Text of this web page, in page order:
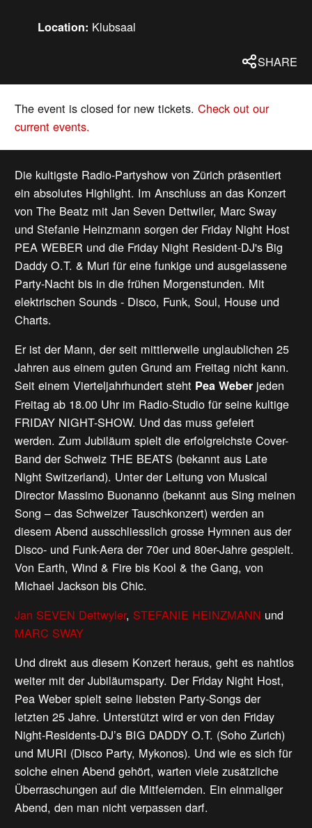
Location: Klubsaal
SHARE
The event is closed for new tickets.Check out our
current events.
Die kultigste Radio-Partyshow von Zürich präsentiert
ein absolutes Highlight. Im Anschluss an das Konzert
von The Beatz mit Jan Seven Dettwiler, Marc Sway
und Stefanie Heinzmann sorgen der Friday Night Host
PEA WEBER und die Friday Night Resident-DJ's Big
Daddy O.T. & Muri für eine funkige und ausgelassene
Party-Nacht bis in die frühen Morgenstunden. Mit
elektrischen Sounds - Disco, Funk, Soul, House und
Charts.
Er ist der Mann, der seit mittlerweile unglaublichen 25
Jahren aus einem guten Grund am Freitag nicht kann.
Seit einem Vierteljahrhundert steht Pea Weber jeden
Freitag ab 18.00 Uhr im Radio-Studio für seine kultige
FRIDAY NIGHT-SHOW. Und das muss gefeiert
werden. Zum Jubiläum spielt die erfolgreichste Cover-
Band der Schweiz THE BEATS (bekannt aus Late
Night Switzerland). Unter der Leitung von Musical
Director Massimo Buonanno (bekannt aus Sing meinen
Song – das Schweizer Tauschkonzert) werden an
diesem Abend ausschliesslich grosse Hymnen aus der
Disco- und Funk-Aera der 70er und 80er-Jahre gespielt.
Von Earth, Wind & Fire bis Kool & the Gang, von
Michael Jackson bis Chic.
Jan SEVEN Dettwyler, STEFANIE HEINZMANN und
MARC SWAY
Und direkt aus diesem Konzert heraus, geht es nahtlos
weiter mit der Jubiläumsparty. Der Friday Night Host,
Pea Weber spielt seine liebsten Party-Songs der
letzten 25 Jahre. Unterstützt wird er von den Friday
Night-Residents-DJ’s BIG DADDY O.T. (Soho Zurich)
und MURI (Disco Party, Mykonos). Und wie es sich für
solche einen Abend gehört, warten viele zusätzliche
Überraschungen auf die Mitfeiernden. Ein einmaliger
Abend, den man nicht verpassen darf.